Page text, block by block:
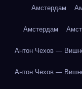
Амстердам
Амстердам
Антон Чехов —
Антон Чехов —